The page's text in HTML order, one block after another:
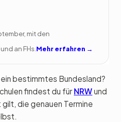
mit den
an FHs. Mehr erfahren →
bestimmtes Bundesland?
findest du für NRWund
die genauen Termine